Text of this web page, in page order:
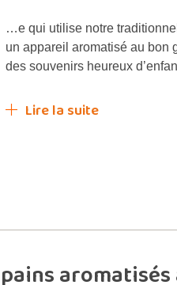
…e qui utilise notre traditionnel
un appareil aromatisé au bon
des souvenirs heureux
Lire la suite
aromatisés